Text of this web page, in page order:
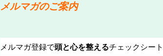
メルマガのご案内
メルマガ登録で頭と心を整えるチェックシー